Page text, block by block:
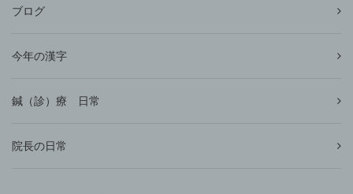
ブログ
今年の漢字
鍼（診）療 日常
院長の日常